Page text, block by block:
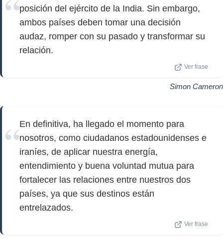
posición del ejército de la India. Sin embargo,
ambos países deben tomar una decisión
audaz, romper con su pasado y transformar su
relación.
Ver frase
Simon Cameron
En definitiva, ha llegado el momento para
nosotros, como ciudadanos estadounidenses e
iraníes, de aplicar nuestra energía,
entendimiento y buena voluntad mutua para
fortalecer las relaciones entre nuestros dos
países, ya que sus destinos están
entrelazados.
Ver frase